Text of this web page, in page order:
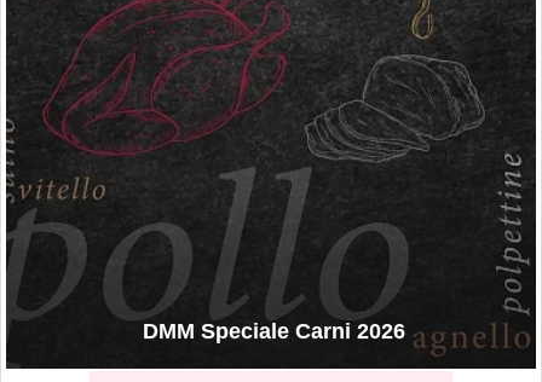
DMM Speciale Carni 2026